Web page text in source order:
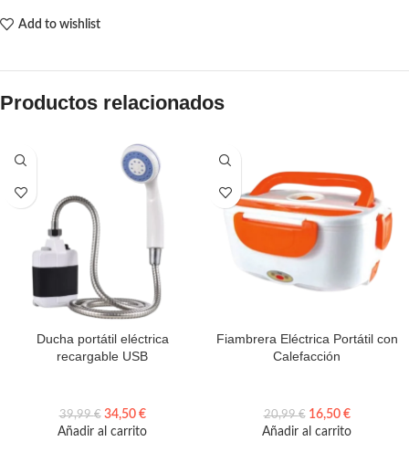
Add to wishlist
Productos relacionados
Ducha portátil eléctrica
recargable USB
39,99€ 34,50 €
Añadir al carrito
Fiambrera Eléctrica Portátil con
Calefacción
20,99€ 16,50 €
Añadir al carrito